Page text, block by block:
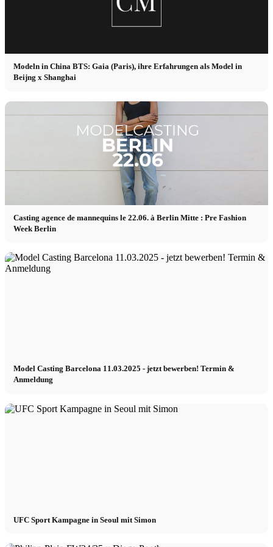
Modeln in China BTS: Gaia (Paris), ihre Erfahrungen als Model in
Beijng x Shanghai
Casting agence de mannequins le 22.06. à Berlin Mitte : Pre Fashion
Week Berlin
Model Casting Barcelona 11.03.2025 - jetzt bewerben! Termin &
Anmeldung
UFC Sport Kampagne in Seoul mit Simon